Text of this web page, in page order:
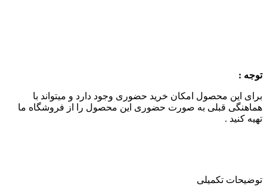
توجه :
برای این محصول امکان خرید حضوری وجود دارد و میتواند با
هماهنگی قبلی به صورت حضوری این محصول را از فروشگاه ما
تهیه کنید .
توضیحات تکمیلی